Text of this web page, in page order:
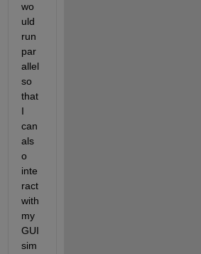
wo
uld
run
par
allel
so
that
I
can
als
o
inte
ract
with
my
GUI
sim